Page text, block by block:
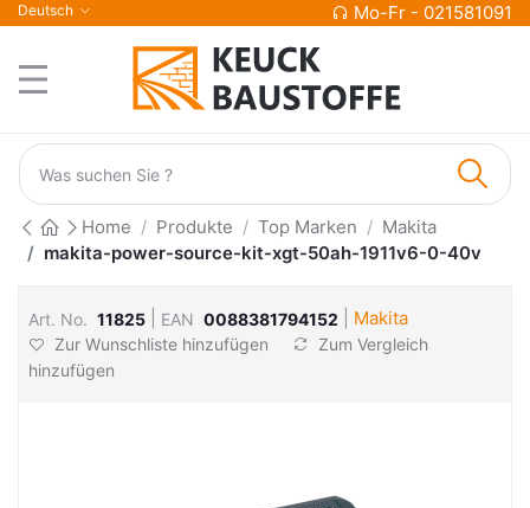
Deutsch Mo-Fr - 021581091
Home Produkte Top Marken
Makita
makita-power-source-kit-xgt-50ah-1911v6-0-40v
Art. No. 11825 EAN 0088381794152 Makita
Zur Wunschliste hinzufügen
Zum Vergleich
hinzufügen